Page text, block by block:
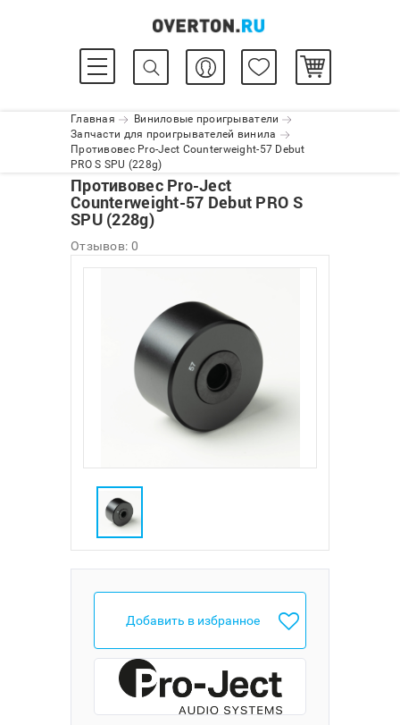
Главная
Виниловые проигрыватели
Запчасти для проигрывателей винила
Противовес Pro-Ject Сounterweight-57 Debut
PRO S SPU (228g)
Противовес Pro-Ject
Сounterweight-57 Debut PRO S
SPU (228g)
Отзывов: 0
Добавить в избранное